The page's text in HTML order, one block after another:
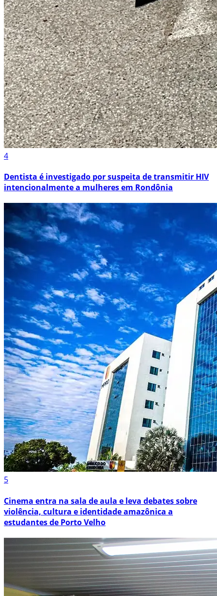
4
Dentista é investigado por suspeita de transmitir HIV
intencionalmente a mulheres em Rondônia
5
Cinema entra na sala de aula e leva debates sobre
violência, cultura e identidade amazônica a
estudantes de Porto Velho